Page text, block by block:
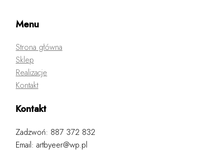
Menu
Strona główna
Sklep
Realizacje
Kontakt
Kontakt
Zadzwoń: 887 372 832
Email: artbyeer@wp.pl